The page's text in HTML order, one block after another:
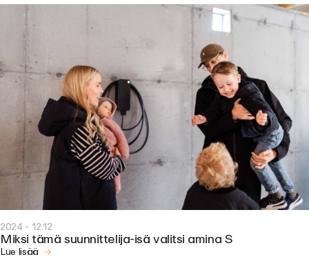
2024 - 12.12
Miksi tämä suunnittelija-isä valitsi amina S
Lue lisää